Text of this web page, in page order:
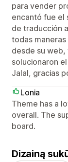
para vender
encantó fue el
de traducción
todas
desde su web,
solucionaron
Jalal, gracias
Lonia
Theme has a
overall. The
board.
Dizainą